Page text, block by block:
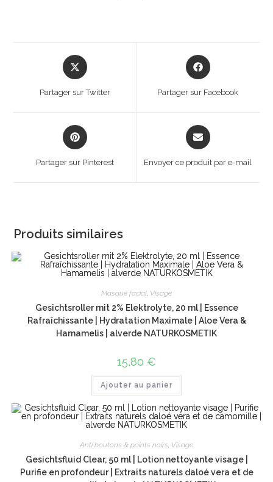
Opens
in
new
Partager sur Twitter
Opens
in
Partager sur Facebook
Opens
in
Partager sur Pinterest
Opens
in
new
Envoyer ce produit par e-mail
Produits similaires
Masque facial, Visage
Gesichtsroller mit 2% Elektrolyte, 20 ml | Essence
Rafraîchissante | Hydratation Maximale | Aloe Vera &
Hamamelis | alverde NATURKOSMETIK
15,80 €
Ajouter au panier
Anti boutons & points noirs Visage
Gesichtsfluid Clear, 50 ml | Lotion nettoyante visage |
Purifie en profondeur | Extraits naturels daloé vera et de